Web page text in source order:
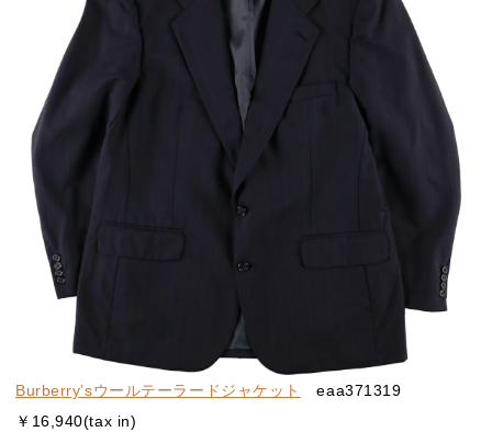
Burberry’sウールテーラードジャケット
eaa371319
￥16,940(tax in)